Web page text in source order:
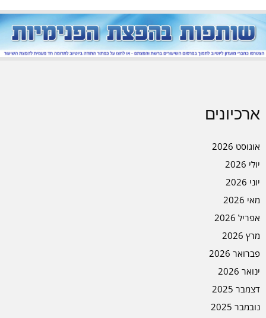
ארכיונים
אוגוסט 2026
יולי 2026
יוני 2026
מאי 2026
אפריל 2026
מרץ 2026
פברואר 2026
ינואר 2026
דצמבר 2025
נובמבר 2025